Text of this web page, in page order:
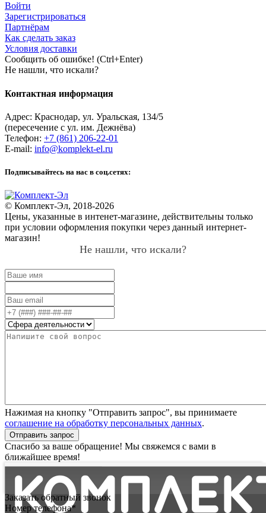
Войти
Зарегистрироваться
Партнёрам
Как сделать заказ
Условия доставки
Сообщить об ошибке! (Ctrl+Enter)
Не нашли, что искали?
Контактная информация
Адрес: Краснодар, ул. Уральская, 134/5
(пересечение с ул. им. Дежнёва)
Телефон: +7 (861) 206-22-01
E-mail: info@komplekt-el.ru
Подписывайтесь на нас в соц.сетях:
© Комплект-Эл, 2018-2026
Цены, указанные в интенет-магазине, действительны только
при условии оформления покупки через данный интернет-
магазин!
Не нашли, что искали?
Нажимая на кнопку "Отправить запрос", вы принимаете
соглашение на обработку персональных данных.
Отправить запрос
Спасибо за ваше обращение! Мы свяжемся с вами в
ближайшее время!
Заказать обратный звонок
Номер телефона*